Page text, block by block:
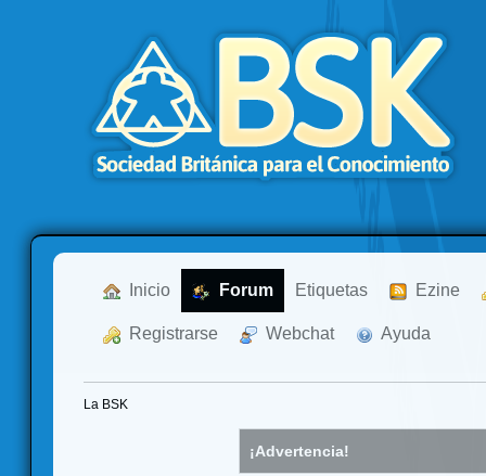
Inicio Forum Etiquetas Ezine
Registrarse Webchat Ayuda
La BSK
¡Advertencia!